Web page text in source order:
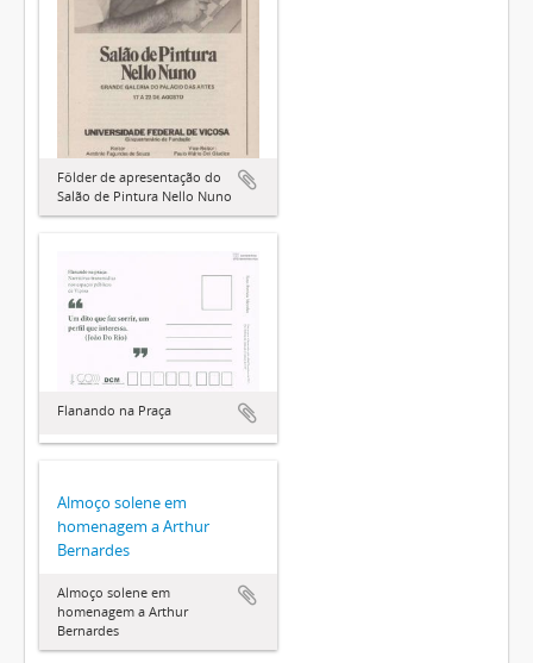
Fôlder de apresentação do
Salão de Pintura Nello Nuno
Flanando na Praça
Almoço solene em
homenagem a Arthur
Bernardes
Almoço solene em
homenagem a Arthur
Bernardes